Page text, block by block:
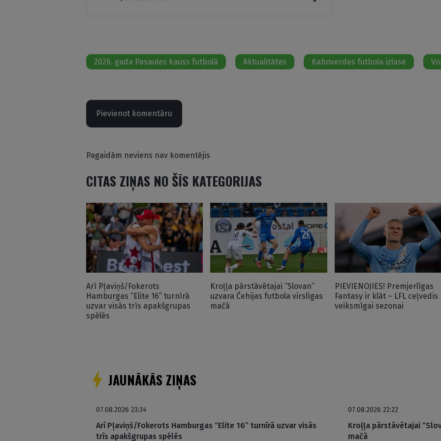
2026. gada Pasaules kauss futbolā Aktualitātes Kaboverdes futbola izlase
Pievienot komentāru
Pagaidām neviens nav komentējis
CITAS ZIŅAS NO ŠĪS KATEGORIJAS
Arī Pļaviņš/Fokerots
Hamburgas “Elite 16” turnīrā
uzvar visās trīs apakšgrupas
spēlēs
Kroļļa pārstāvētajai “Slovan”
uzvara Čehijas futbola virslīgas
mačā
PIEVIENOJIES! Premjerlīgas
Fantasy ir klāt – LFL ceļvedis
veiksmīgai sezonai
JAUNĀKĀS ZIŅAS
07.08.2026 23:34
Arī Pļaviņš/Fokerots Hamburgas “Elite 16” turnīrā uzvar visās
trīs apakšgrupas spēlēs
07.08.2026 22:22
Kroļļa pārstāvētajai
mačā